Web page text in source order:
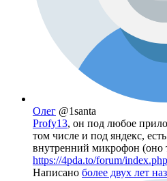
Олег @1santa
Profy13, он под любое
том числе и под яндекс,
внутренний микрофон (оно
https://4pda.to/forum/
Написано более двух лет